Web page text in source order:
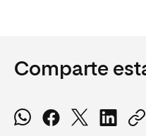
Comparte